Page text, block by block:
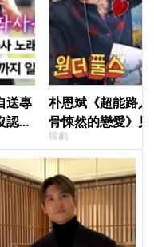
送專
出
朴恩斌《超能路
骨悚然的戀愛》
演技獲讚「信看演
韓劇